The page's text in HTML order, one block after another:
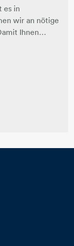
es in
wir an nötige
Ihnen…